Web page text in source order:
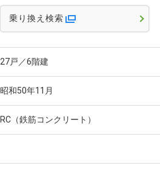
乗り換え検索
27戸／6階建
昭和50年11月
RC（鉄筋コンクリート）